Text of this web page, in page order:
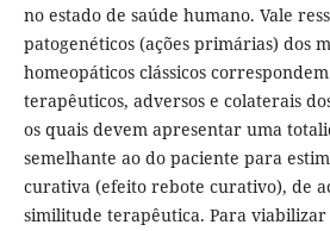
no estado de saúde humano. Vale
patogenéticos (ações primárias) dos
homeopáticos clássicos
terapêuticos, adversos e colaterais
os quais devem apresentar uma
semelhante ao do paciente para
curativa (efeito rebote curativo), de
similitude terapêutica. Para viabilizar